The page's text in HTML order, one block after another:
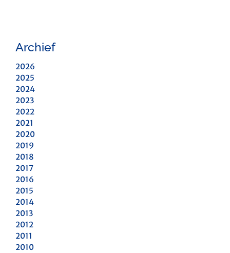
Archief
2026
2025
2024
2023
2022
2021
2020
2019
2018
2017
2016
2015
2014
2013
2012
2011
2010